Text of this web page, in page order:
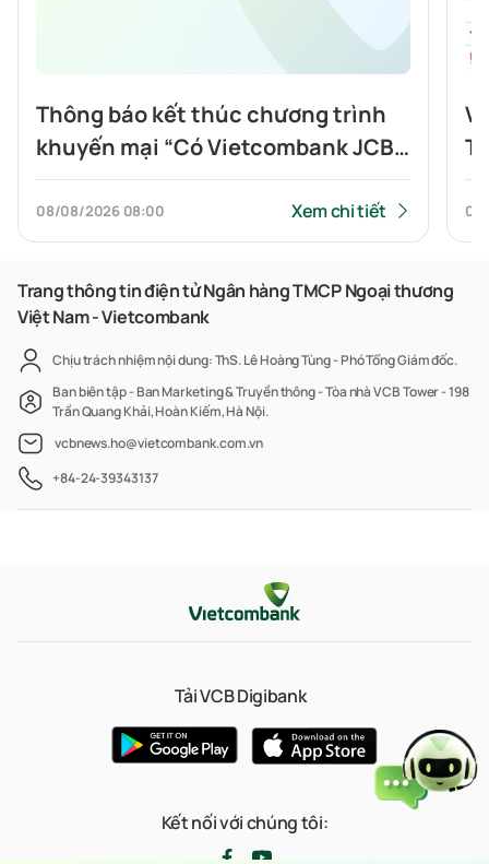
Thông báo kết thúc chương trình
khuyến mại “Có Vietcombank JCB,
Highlands nửa giá”
08/08/2026 08:00 Xem chi tiết
Trang thông tin điện tử Ngân hàng TMCP Ngoại thương
Việt Nam - Vietcombank
Chịu trách nhiệm nội dung: ThS. Lê Hoàng Tùng - Phó Tổng Giám đốc.
Ban biên tập - Ban Marketing & Truyền thông - Tòa nhà VCB Tower - 198
Trần Quang Khải, Hoàn Kiếm, Hà Nội.
vcbnews.ho@vietcombank.com.vn
+84-24-39343137
Tải VCB Digibank
Kết nối với chúng tôi: